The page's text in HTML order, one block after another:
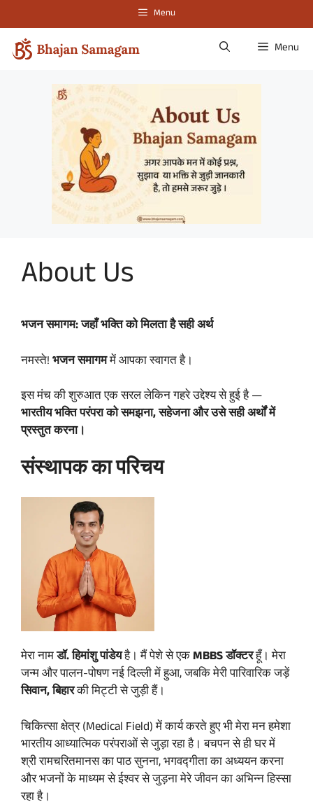
to
content
Menu
Menu
About Us
भजन समागम: जहाँ भक्ति को मिलता है सही अर्थ
नमस्ते!भजन समागममें आपका स्वागत है।
इस मंच की शुरुआत एक सरल लेकिन गहरे उद्देश्य से हुई है —
भारतीय भक्ति परंपरा को समझना, सहेजना और उसे सही अर्थों में
प्रस्तुत करना।
संस्थापक का परिचय
मेरा नामडॉ. हिमांशु पांडेयहै। मैं पेशे से एकMBBS डॉक्टरहूँ। मेरा
जन्म और पालन-पोषण नई दिल्ली में हुआ, जबकि मेरी पारिवारिक जड़ें
सिवान, बिहारकी मिट्टी से जुड़ी हैं।
चिकित्सा क्षेत्र (Medical Field) में कार्य करते हुए भी मेरा मन हमेशा
भारतीय आध्यात्मिक परंपराओं से जुड़ा रहा है। बचपन से ही घर में
श्री रामचरितमानस का पाठ सुनना, भगवद्गीता का अध्ययन करना
और भजनों के माध्यम से ईश्वर से जुड़ना मेरे जीवन का अभिन्न हिस्सा
रहा है।